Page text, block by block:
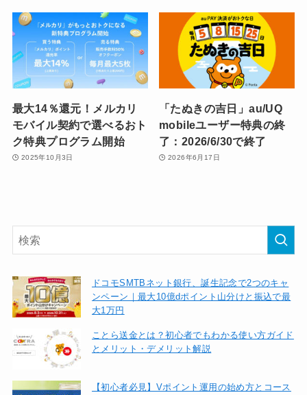
最大14％還元！メルカリ
モバイル契約で選べるおト
ク特典プログラム開始
2025年10月3日
「たぬきの吉日」au/UQ
mobileユーザー特典の終
了：2026/6/30で終了
2026年6月17日
ドコモSMTBネット銀行、誕生記念で2つのキャ
ンペーン｜最大10億dポイント山分けと振込で最
大1万円
ことら送金とは？初心者でもわかる使い方ガイド
とメリット・デメリット解説
【初心者必見】Vポイント運用の始め方とコース